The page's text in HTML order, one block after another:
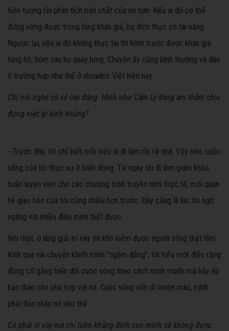
hiện tượng rồi phân tích bản chất của nó hơn. Nếu ai đó có thể
đứng vững được trong lòng khán giả, họ đích thực có tài năng.
Ngược lại, nếu ai đó không thực tài thì hôm trước được khán giả
tung hô, hôm sau họ quay lưng. Chuyện ấy cũng bình thường và đâu
ít trường hợp như thế ở showbiz Việt hiện nay.
Chị nói nghe có vẻ cay đắng. Hình như Cẩm Ly đang âm thầm chịu
đựng việc gì kinh khủng?
- Trước đây, tôi chỉ biết mỗi việc là đi làm rồi về nhà. Vậy nên, cuộc
sống của tôi thực sự ít biến động. Từ ngày tôi đi làm giám khảo,
huấn luyện viên cho các chương trình truyền hình thực tế, mối quan
hệ giao hảo của tôi cũng nhiều hơn trước. Đây cũng là lúc tôi ngỡ
ngàng với nhiều điều mình biết được.
Nói thật, ở làng giải trí này thì khó kiếm được người sống thật lắm.
Kinh qua vài chuyện khiến mình "ngậm đắng", tôi hiểu một điều rằng
đừng cố gắng biến đổi cuộc sống theo cách mình muốn mà hãy ép
bản thân cho phù hợp với nó. Cuộc sống vốn dĩ muôn màu, mình
phải đón nhận nó như thế.
Có phải vì vậy mà chị luôn khẳng định con mình sẽ không được